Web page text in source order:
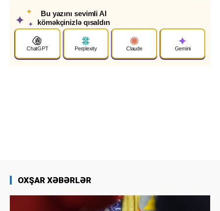
✦
✦
✦
Bu yazını sevimli AI
köməkçinizlə qısaldın
ChatGPT Perplexity Claude Gemini
OXŞAR XƏBƏRLƏR